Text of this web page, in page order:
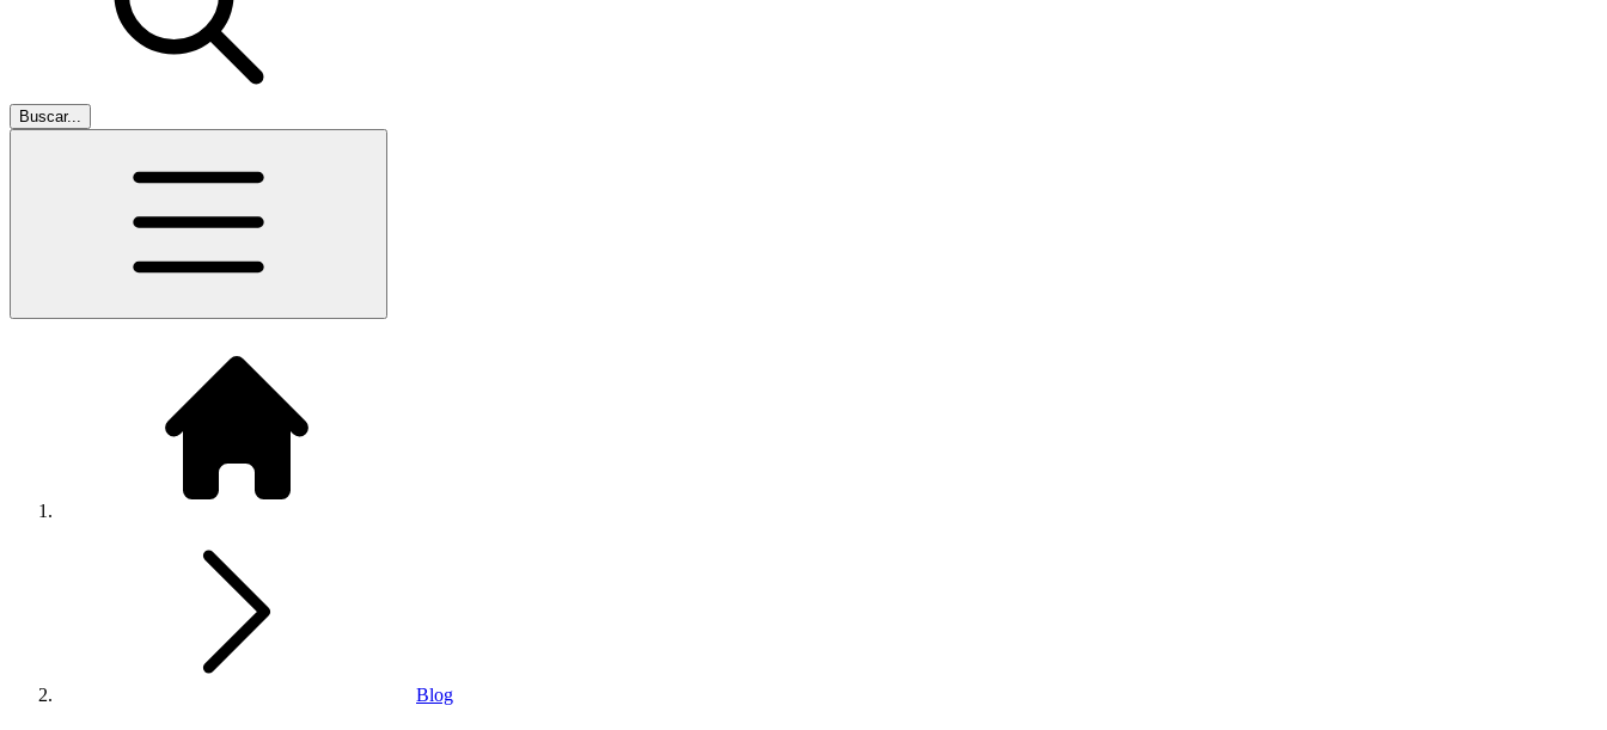
Buscar...
Blog